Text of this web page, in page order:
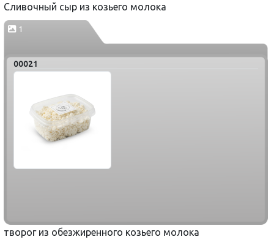
Сливочный сыр из козьего молока
1
00021
творог из обезжиренного козьего молока